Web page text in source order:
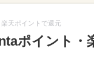
天ポイントで還元
ポイント・